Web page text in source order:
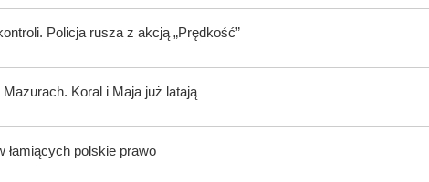
Policja rusza z akcją „Prędkość”
Koral i Maja już latają
łamiących polskie prawo